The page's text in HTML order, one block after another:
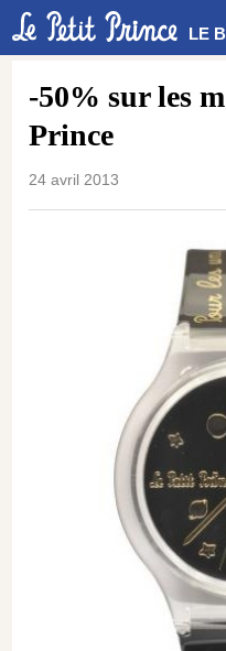
LE
-50% sur les
Prince
24 avril 2013